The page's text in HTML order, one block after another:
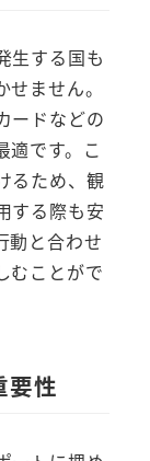
生する国も
ません。
ードなどの
適です。こ
るため、観
する際も安
動と合わせ
むことがで
要性